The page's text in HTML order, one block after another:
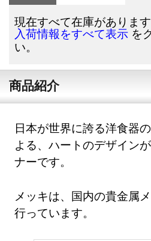
現在すべて在庫があります
入荷情報をすべて表示 を
い。
商品紹介
日本が世界に誇る洋食器
よる、ハートのデザイン
ナーです。
メッキは、国内の貴金属
行っています。